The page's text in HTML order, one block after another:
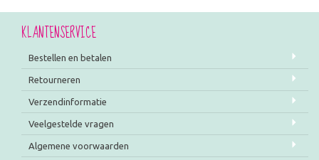
KLANTENSERVICE
Bestellen en betalen
Retourneren
Verzendinformatie
Veelgestelde vragen
Algemene voorwaarden